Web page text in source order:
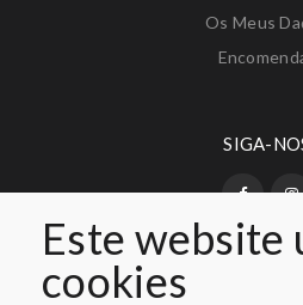
Este website
cookies
Os Meus
SIGA-
PAGAMENTO